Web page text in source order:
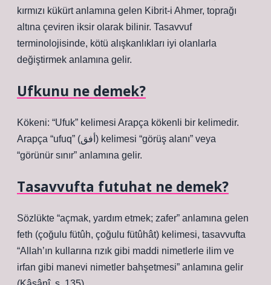
kırmızı kükürt anlamına gelen Kibrit-i Ahmer, toprağı
altına çeviren iksir olarak bilinir. Tasavvuf
terminolojisinde, kötü alışkanlıkları iyi olanlarla
değiştirmek anlamına gelir.
Ufkunu ne demek?
Kökeni: “Ufuk” kelimesi Arapça kökenli bir kelimedir.
Arapça “ufuq” (أفق) kelimesi “görüş alanı” veya
“görünür sınır” anlamına gelir.
Tasavvufta futuhat ne demek?
Sözlükte “açmak, yardım etmek; zafer” anlamına gelen
feth (çoğulu fütûh, çoğulu fütûhât) kelimesi, tasavvufta
“Allah’ın kullarına rızık gibi maddi nimetlerle ilim ve
irfan gibi manevi nimetler bahşetmesi” anlamına gelir